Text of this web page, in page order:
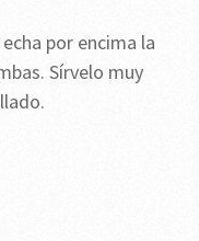
por encima la
Sírvelo muy